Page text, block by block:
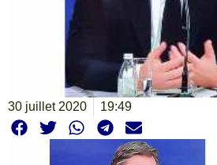
30 juillet 2020 19:49